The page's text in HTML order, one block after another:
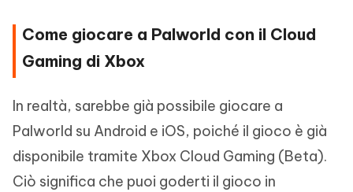
Come giocare a Palworld con il Cloud
Gaming di Xbox
In realtà, sarebbe già possibile giocare a
Palworld su Android e iOS, poiché il gioco è già
disponibile tramite Xbox Cloud Gaming (Beta).
Ciò significa che puoi goderti il gioco in